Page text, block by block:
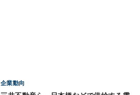
企業動向